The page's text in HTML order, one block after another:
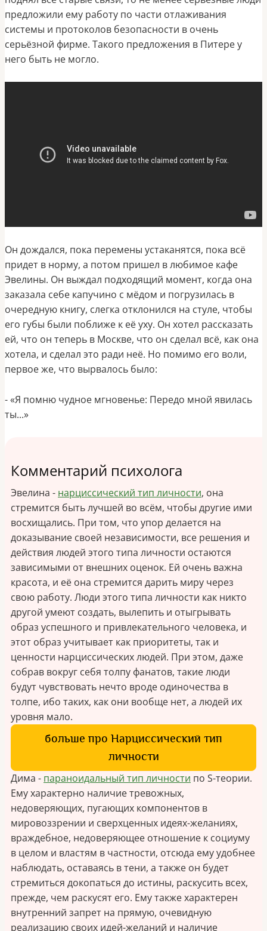
предложили ему работу по части отлаживания
системы и протоколов безопасности в очень
серьёзной фирме. Такого предложения в Питере у
него быть не могло.
Он дождался, пока перемены устаканятся, пока всё
придет в норму, а потом пришел в любимое кафе
Эвелины. Он выждал подходящий момент, когда она
заказала себе капучино с мёдом и погрузилась в
очередную книгу, слегка отклонился на стуле, чтобы
его губы были поближе к её уху. Он хотел рассказать
ей, что он теперь в Москве, что он сделал всё, как она
хотела, и сделал это ради неё. Но помимо его воли,
первое же, что вырвалось было:
- «Я помню чудное мгновенье: Передо мной явилась
ты...»
Комментарий психолога
Эвелина - нарциссический тип личности, она
стремится быть лучшей во всём, чтобы другие ими
восхищались. При том, что упор делается на
доказывание своей независимости, все решения и
действия людей этого типа личности остаются
зависимыми от внешних оценок. Ей очень важна
красота, и её она стремится дарить миру через
свою работу. Люди этого типа личности как никто
другой умеют создать, вылепить и отыгрывать
образ успешного и привлекательного человека, и
этот образ учитывает как приоритеты, так и
ценности нарциссических людей. При этом, даже
собрав вокруг себя толпу фанатов, такие люди
будут чувствовать нечто вроде одиночества в
толпе, ибо таких, как они вообще нет, а людей их
уровня мало.
больше про Нарциссический тип
личности
Дима - параноидальный тип личности по S-теории.
Ему характерно наличие тревожных,
недоверяющих, пугающих компонентов в
мировоззрении и сверхценных идеях-желаниях,
враждебное, недоверяющее отношение к социуму
в целом и властям в частности, отсюда ему удобнее
наблюдать, оставаясь в тени, а также он будет
стремиться докопаться до истины, раскусить всех,
прежде, чем раскусят его. Ему также характерен
внутренний запрет на прямую, очевидную
реализацию своих идей-желаний и наличие